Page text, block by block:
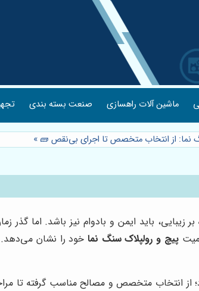
ماشین آلات راهسازی صنعت بسته بندی
نما: از انتخاب متخصص تا اجرای بی‌نقص 🧱 »
باید ایمن و بادوام نیز باشد. اما گذر
پیچ و رولپلاک سنگ نماخود را نشان می‌دهد.
از انتخاب متخصص و مصالح مناسب گرفته تا